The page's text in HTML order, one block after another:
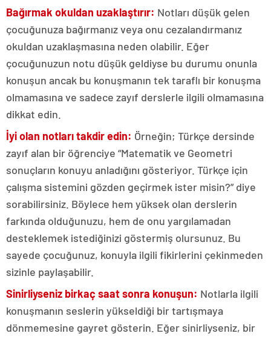
Bağırmak okuldan uzaklaştırır: Notları düşük gelen
çocuğunuza bağırmanız veya onu cezalandırmanız
okuldan uzaklaşmasına neden olabilir. Eğer
çocuğunuzun notu düşük geldiyse bu durumu onunla
konuşun ancak bu konuşmanın tek taraflı bir konuşma
olmamasına ve sadece zayıf derslerle ilgili olmamasına
dikkat edin.
İyi olan notları takdir edin: Örneğin; Türkçe dersinde
zayıf alan bir öğrenciye “Matematik ve Geometri
sonuçların konuyu anladığını gösteriyor. Türkçe için
çalışma sistemini gözden geçirmek ister misin?” diye
sorabilirsiniz. Böylece hem yüksek olan derslerin
farkında olduğunuzu, hem de onu yargılamadan
desteklemek istediğinizi göstermiş olursunuz. Bu
sayede çocuğunuz, konuyla ilgili fikirlerini çekinmeden
sizinle paylaşabilir.
Sinirliyseniz birkaç saat sonra konuşun: Notlarla ilgili
konuşmanın seslerin yükseldiği bir tartışmaya
dönmemesine gayret gösterin. Eğer sinirliyseniz, bir